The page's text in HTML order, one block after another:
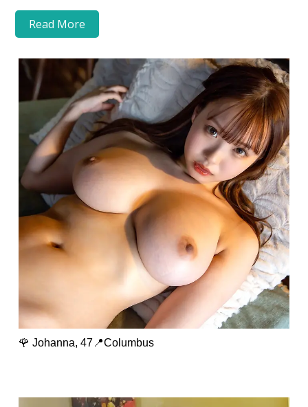
Read More
🌹 Johanna, 47📍Columbus